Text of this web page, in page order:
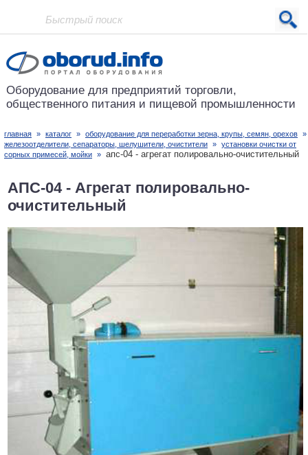
Проект основан в 2001 году
Оборудование для предприятий торговли,
общественного питания и пищевой промышленности
главная » каталог » оборудование для переработки зерна, крупы, семян, орехов »
железоотделители, сепараторы, шелушители, очистители » установки очистки от
сорных примесей, мойки » апс-04 - агрегат полировально-очистительный
АПС-04 - Агрегат полировально-
очистительный